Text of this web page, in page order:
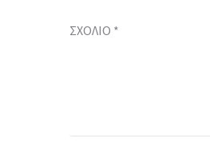
ΣΧΌΛΙΟ *